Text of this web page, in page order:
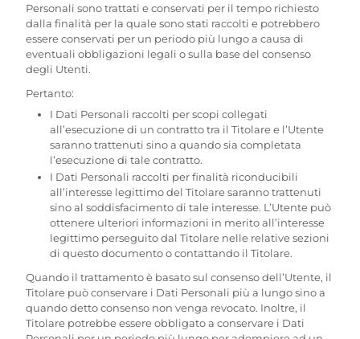
Personali sono trattati e conservati per il tempo richiesto
dalla finalità per la quale sono stati raccolti e potrebbero
essere conservati per un periodo più lungo a causa di
eventuali obbligazioni legali o sulla base del consenso
degli Utenti.
Pertanto:
I Dati Personali raccolti per scopi collegati
all’esecuzione di un contratto tra il Titolare e l’Utente
saranno trattenuti sino a quando sia completata
l’esecuzione di tale contratto.
I Dati Personali raccolti per finalità riconducibili
all’interesse legittimo del Titolare saranno trattenuti
sino al soddisfacimento di tale interesse. L’Utente può
ottenere ulteriori informazioni in merito all’interesse
legittimo perseguito dal Titolare nelle relative sezioni
di questo documento o contattando il Titolare.
Quando il trattamento è basato sul consenso dell’Utente, il
Titolare può conservare i Dati Personali più a lungo sino a
quando detto consenso non venga revocato. Inoltre, il
Titolare potrebbe essere obbligato a conservare i Dati